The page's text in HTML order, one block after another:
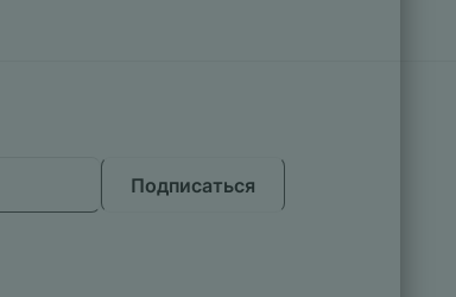
Подписаться